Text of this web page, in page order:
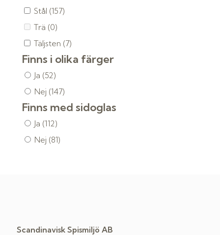
Stål (157)
Trä (0)
Täljsten (7)
Finns i olika färger
Ja (52)
Nej (147)
Finns med sidoglas
Ja (112)
Nej (81)
Scandinavisk Spismiljö AB